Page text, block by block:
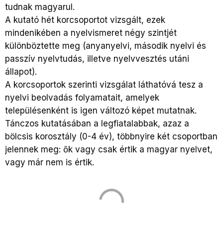
tudnak magyarul.
A kutató hét korcsoportot vizsgált, ezek
mindenikében a nyelvismeret négy szintjét
különböztette meg (anyanyelvi, második nyelvi és
passzív nyelvtudás, illetve nyelvvesztés utáni
állapot).
A korcsoportok szerinti vizsgálat láthatóvá tesz a
nyelvi beolvadás folyamatait, amelyek
településenként is igen változó képet mutatnak.
Tánczos kutatásában a legfiatalabbak, azaz a
bölcsis korosztály (0-4 év), többnyire két csoportban
jelennek meg: ők vagy csak értik a magyar nyelvet,
vagy már nem is értik.